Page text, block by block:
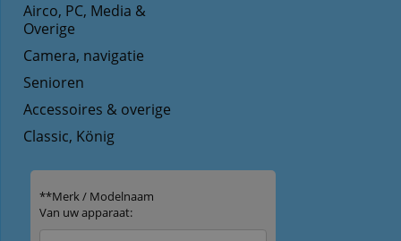
Airco, PC, Media &
Overige
Camera, navigatie
Senioren
Accessoires & overige
Classic, König